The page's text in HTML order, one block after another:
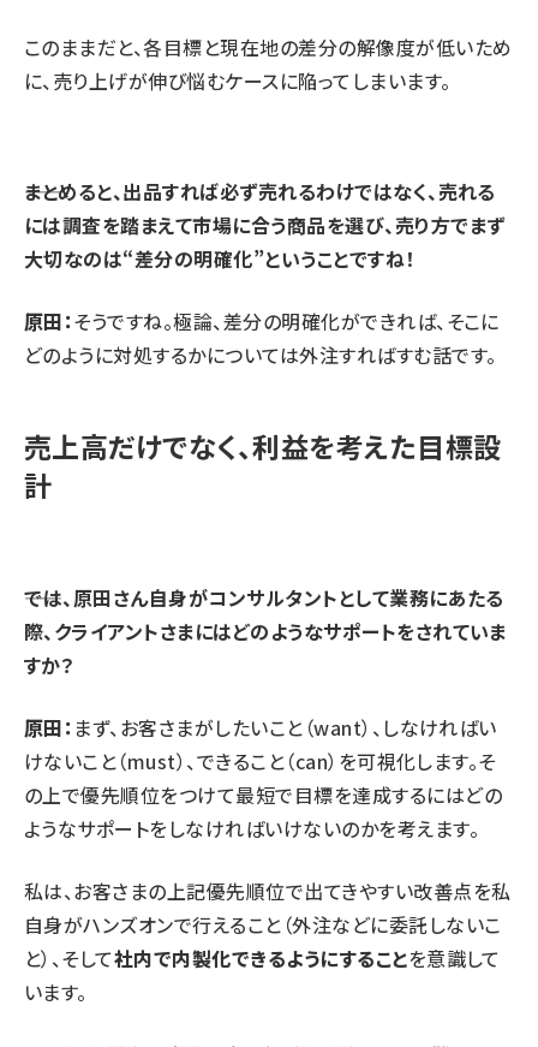
このままだと、各目標と現在地の差分の解像度が低いため
に、売り上げが伸び悩むケースに陥ってしまいます。
⸺まとめると、出品すれば必ず売れるわけではなく、売れる
には調査を踏まえて市場に合う商品を選び、売り方でまず
大切なのは“差分の明確化”ということですね！
原田：そうですね。極論、差分の明確化ができれば、そこに
どのように対処するかについては外注すればすむ話です。
売上高だけでなく、利益を考えた目標設
計
⸺では、原田さん自身がコンサルタントとして業務にあたる
際、クライアントさまにはどのようなサポートをされていま
すか？
原田： まず、お客さまがしたいこと（want）、しなければい
けないこと（must）、できること（can）を可視化します。そ
の上で優先順位をつけて最短で目標を達成するにはどの
ようなサポートをしなければいけないのかを考えます。
私は、お客さまの上記優先順位で出てきやすい改善点を私
自身がハンズオンで行えること（外注などに委託しないこ
と）、そして社内で内製化できるようにすることを意識して
います。